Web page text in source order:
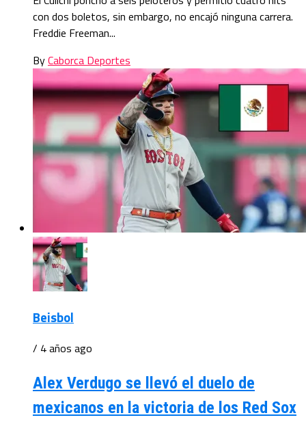
con dos boletos, sin embargo, no encajó ninguna carrera.
Freddie Freeman...
ByCaborca Deportes
Beisbol
/ 4 años ago
Alex Verdugo se llevó el duelo de
mexicanos en la victoria de los Red Sox